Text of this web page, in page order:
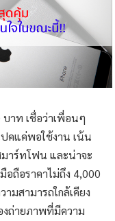
บาท เชื่อว่าเพื่อนๆ
คแค่พอใช้งาน เน้น
มาร์ทโฟน และน่าจะ
อถือราคาไม่ถึง 4,000
มสามารถใกล้เคียง
งถ่ายภาพที่มีความ